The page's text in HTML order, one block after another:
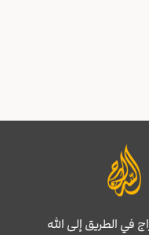
في الطريق إلى الله